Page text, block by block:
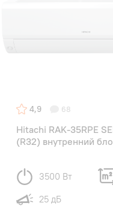
4,9 68
Hitachi RAK-35RPE
(R32) внутренний
3500 Вт
25 дБ